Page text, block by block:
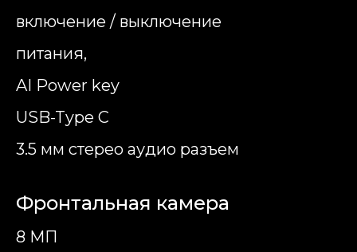
включение / выключение
питания,
AI Power key
USB-Type C
3.5 мм стерео аудио разъем
Фронтальная камера
8 МП